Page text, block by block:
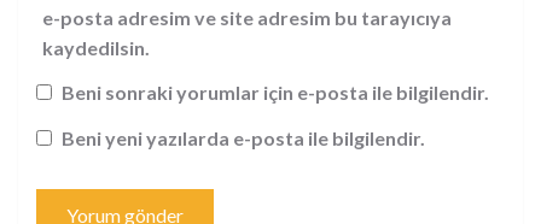
e-posta adresim ve site adresim bu tarayıcıya
kaydedilsin.
Beni sonraki yorumlar için e-posta ile bilgilendir.
Beni yeni yazılarda e-posta ile bilgilendir.